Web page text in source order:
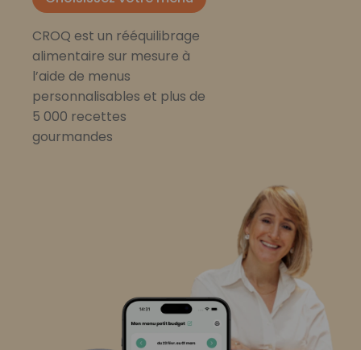
CROQ est un rééquilibrage
alimentaire sur mesure à
l’aide de menus
personnalisables et plus de
5 000 recettes
gourmandes